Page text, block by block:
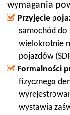
wymagania
Przyjęcie
samochód do
wielokrotnie
pojazdów
Formalności
fizycznego
wystawia